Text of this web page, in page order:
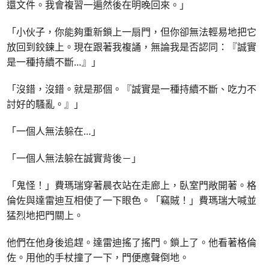
還文件。我會複習一遍然後在明晚回來。」
「小伙子，你能夠重新鎖上一扇門，但你卻無法輕易地把它
放回到鉸鍊上。現在跟著我複誦，無論我是否認同：『誠實
是一種持續不斷…』」
「沒錯，沒錯。就是那個。『誠實是一種持續不斷、吃力不
討好的騷亂。』」
「一個人無法躲在…」
「一個人無法躲在誠實背後－」
「鬼怪！」費瑪瑞穿著晨衣站在走廊上，臥室門敞開著。格
倫佐與達雷迪互相使了一下眼色。「竊賊！」費瑪瑞大喊並
猛烈地把門關上。
他們在他身後追趕。達雷迪搖了搖門。鎖上了。他看著格倫
佐。用他的手杖撞了一下，門便應聲倒地。